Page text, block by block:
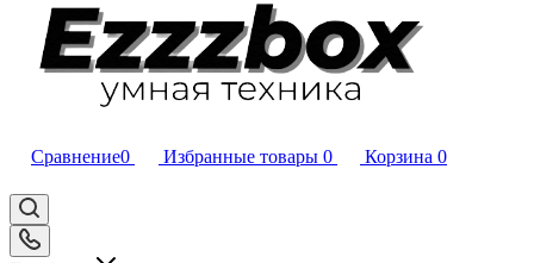
Сравнение0 Избранные товары 0 Корзина 0